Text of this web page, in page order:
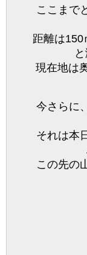
ここまで
距離は150
現在地は
今さらに
それは本
この先の